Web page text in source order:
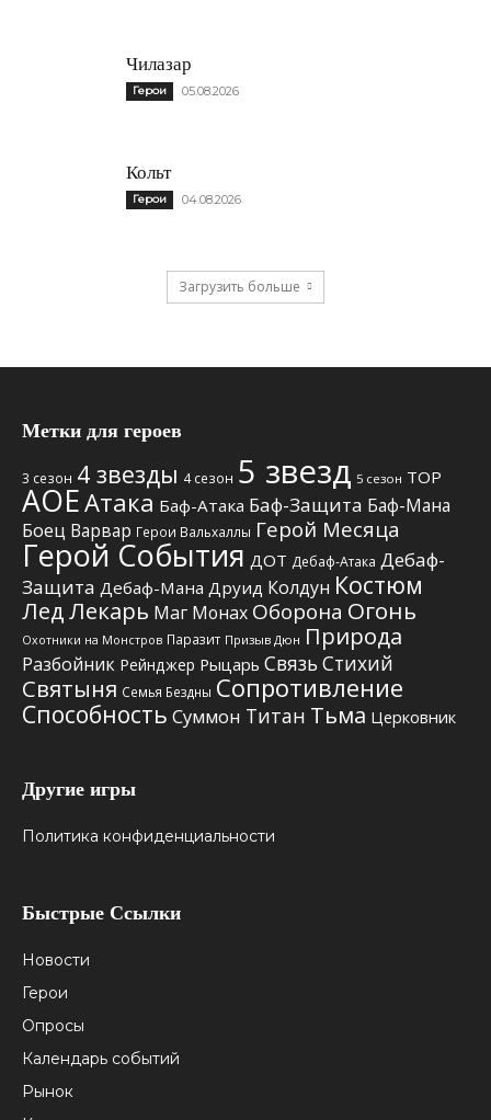
Чилазар
Герои 05.08.2026
Кольт
Герои 04.08.2026
Загрузить больше
Метки для героев
3 сезон 4 звезды 4 сезон 5 звезд 5 сезон TOP
АОЕАтака Баф-Атака Баф-Защита Баф-Мана
Боец Варвар Герои Вальхаллы Герой Месяца
Герой События ДОТ Дебаф-Атака Дебаф-
Защита Дебаф-Мана Друид Колдун Костюм
ЛедЛекарь Маг Монах Оборона Огонь
Охотники на Монстров Паразит Призыв Дюн Природа
Разбойник Рейнджер Рыцарь Связь Стихий
Святыня Семья Бездны Сопротивление
Способность Суммон Титан Тьма Церковник
Другие игры
Политика конфиденциальности
Быстрые Ссылки
Новости
Герои
Опросы
Календарь событий
Рынок